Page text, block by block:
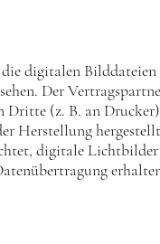
digitalen Bilddateien
Der
Dritte (z. B. an
Herstellung
digitale Lichtbilder